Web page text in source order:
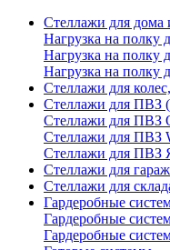
Стеллажи для дома
Нагрузка на полку
Нагрузка на полку
Нагрузка на полку
Стеллажи для
Стеллажи для ПВЗ
Стеллажи для ПВЗ
Стеллажи для ПВЗ
Стеллажи для ПВЗ
Стеллажи для
Стеллажи для
Гардеробные
Гардеробные
Гардеробные